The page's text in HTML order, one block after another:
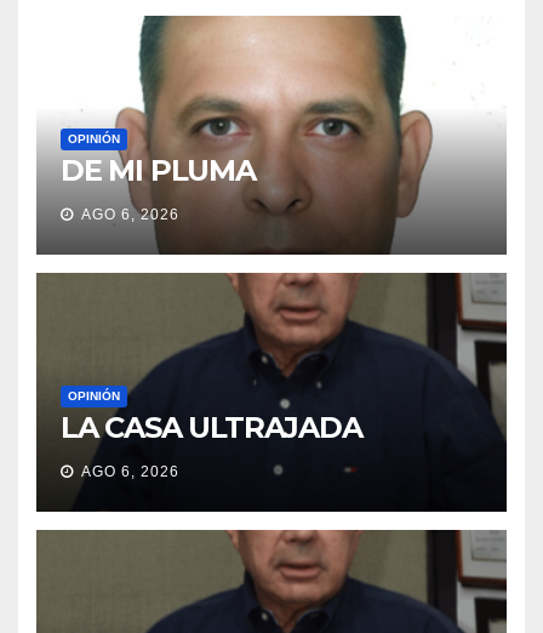
OPINIÓN
DE MI PLUMA
AGO 6, 2026
OPINIÓN
LA CASA ULTRAJADA
AGO 6, 2026